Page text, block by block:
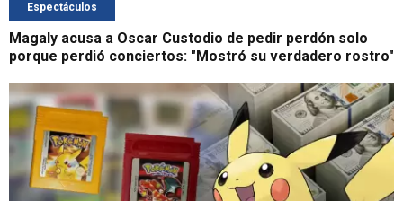
Espectáculos
Magaly acusa a Oscar Custodio de pedir perdón solo
porque perdió conciertos: "Mostró su verdadero rostro"